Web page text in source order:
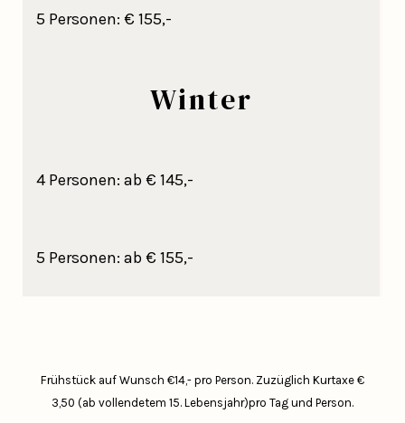
5 Personen: € 155,-
Winter
4 Personen: ab € 145,-
5 Personen: ab € 155,-
Frühstück auf Wunsch €14,- pro Person. Zuzüglich Kurtaxe €
3,50 (ab vollendetem 15. Lebensjahr)pro Tag und Person.